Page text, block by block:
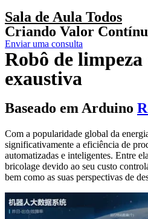
Sala de Aula Todos
Criando Valor
Enviar uma consulta
Robô de
exaustiva
Baseado em Arduino
Com a popularidade global da
significativamente a eficiência de
automatizadas e inteligentes. Entre
bricolage devido ao seu custo
bem como as suas perspectivas de